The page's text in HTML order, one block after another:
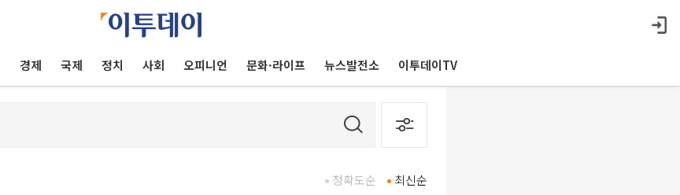
경제 국제 정치 사회 오피니언 문화·라이프 뉴스발전소 이투데이TV
최신순
정확도순